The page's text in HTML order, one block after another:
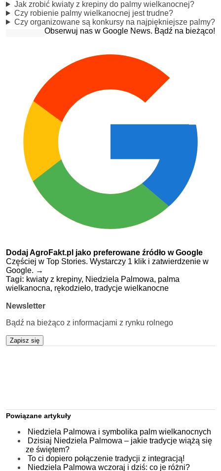
Jak zrobić kwiaty z krepiny do palmy wielkanocnej?
Czy robienie palmy wielkanocnej jest trudne?
Czy organizowane są konkursy na najpiękniejsze palmy?
Obserwuj nas w Google News. Bądź na bieżąco!
Dodaj AgroFakt.pl jako preferowane źródło w Google
Częściej w Top Stories. Wystarczy 1 klik i zatwierdzenie w
Google. →
Tagi: kwiaty z krepiny, Niedziela Palmowa, palma
wielkanocna, rękodzieło, tradycje wielkanocne
Newsletter
Bądź na bieżąco z informacjami z rynku rolnego
Zapisz się
Powiązane artykuły
Niedziela Palmowa i symbolika palm wielkanocnych
Dzisiaj Niedziela Palmowa – jakie tradycje wiążą się
ze świętem?
To ci dopiero połączenie tradycji z integracją!
Niedziela Palmowa wczoraj i dziś: co je różni?